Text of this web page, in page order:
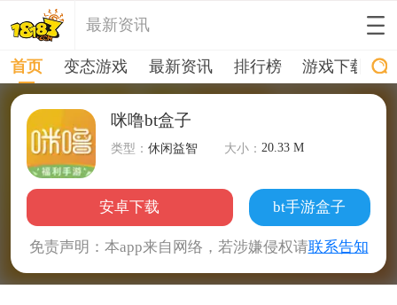
最新资讯
首页 变态游戏 最新资讯 排行榜 游戏下载
咪噜bt盒子
类型：休闲益智 大小：20.33 M
安卓下载 bt手游盒子
免责声明：本app来自网络，若涉嫌侵权请联系告知